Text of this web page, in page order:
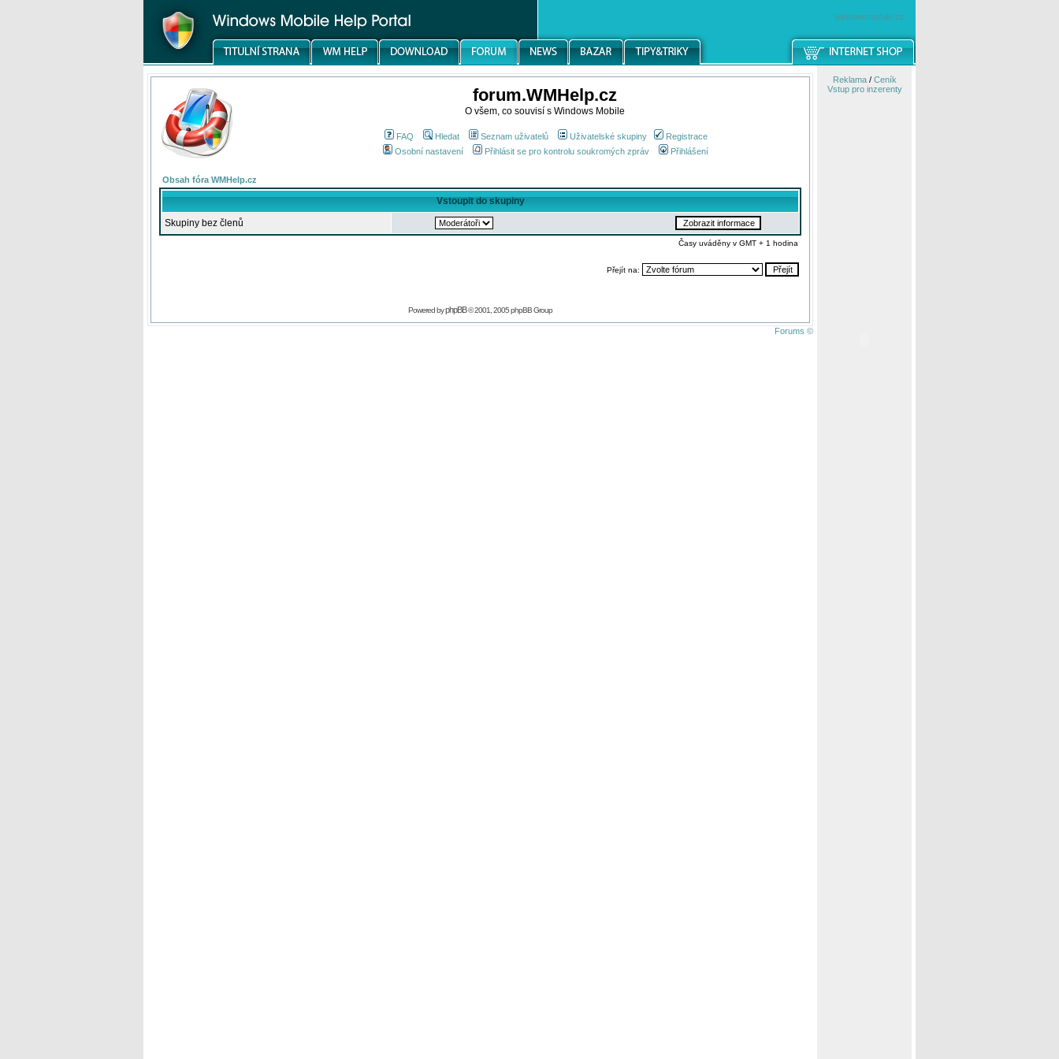
windowsmobile.cz
forum.WMHelp.cz
O všem, co souvisí s Windows Mobile
FAQ Hledat Seznam uživatelů Uživatelské skupiny
Registrace
Osobní nastavení
Přihlásit se pro kontrolu soukromých zpráv Přihlášení
Obsah fóra WMHelp.cz
Vstoupit do skupiny
Skupiny bez členů
Časy uváděny v GMT + 1 hodina
Přejít na:
Powered byphpBB© 2001, 2005 phpBB Group
Forums ©
Reklama/ Ceník
Vstup pro inzerenty